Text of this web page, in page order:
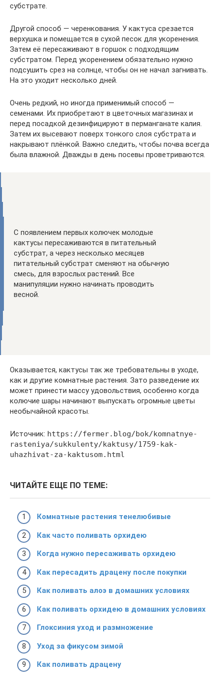
субстрате.
Другой способ — черенкования. У кактуса срезается
верхушка и помещается в сухой песок для укоренения.
Затем её пересаживают в горшок с подходящим
субстратом. Перед укоренением обязательно нужно
подсушить срез на солнце, чтобы он не начал загнивать.
На это уходит несколько дней.
Очень редкий, но иногда применимый способ —
семенами. Их приобретают в цветочных магазинах и
перед посадкой дезинфицируют в перманганате калия.
Затем их высевают поверх тонкого слоя субстрата и
накрывают плёнкой. Важно следить, чтобы почва всегда
была влажной. Дважды в день посевы проветриваются.
С появлением первых колючек молодые
кактусы пересаживаются в питательный
субстрат, а через несколько месяцев
питательный субстрат сменяют на обычную
смесь, для взрослых растений. Все
манипуляции нужно начинать проводить
весной.
Оказывается, кактусы так же требовательны в уходе,
как и другие комнатные растения. Зато разведение их
может принести массу удовольствия, особенно когда
колючие шары начинают выпускать огромные цветы
необычайной красоты.
Источник: https://fermer.blog/bok/komnatnye-
rasteniya/sukkulenty/kaktusy/1759-kak-
uhazhivat-za-kaktusom.html
ЧИТАЙТЕ ЕЩЕ ПО ТЕМЕ:
Комнатные растения тенелюбивые
Как часто поливать орхидею
Когда нужно пересаживать орхидею
Как пересадить драцену после покупки
Как поливать алоэ в домашних условиях
Как поливать орхидею в домашних условиях
Глоксиния уход и размножение
Уход за фикусом зимой
Как поливать драцену